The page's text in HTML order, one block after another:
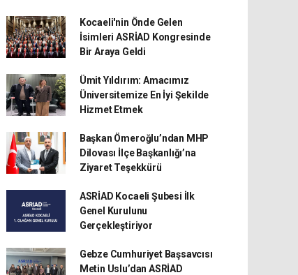
Kocaeli'nin Önde Gelen
İsimleri ASRİAD Kongresinde
Bir Araya Geldi
Ümit Yıldırım: Amacımız
Üniversitemize En İyi Şekilde
Hizmet Etmek
Başkan Ömeroğlu’ndan MHP
Dilovası İlçe Başkanlığı’na
Ziyaret Teşekkürü
ASRİAD Kocaeli Şubesi İlk
Genel Kurulunu
Gerçekleştiriyor
Gebze Cumhuriyet Başsavcısı
Metin Uslu’dan ASRİAD